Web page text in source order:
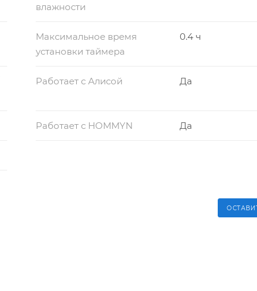
влажности
Максимальное время
установки таймера
0.4 ч
Работает с Алисой Да
Работает с HOMMYN Да